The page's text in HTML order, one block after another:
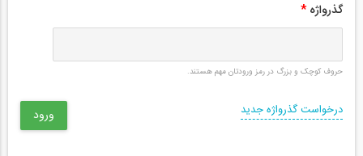
گذرواژه *
حروف کوچک و بزرگ در رمز ورودتان مهم هستند.
درخواست گذرواژه جدید